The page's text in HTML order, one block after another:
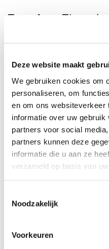
Deze website maakt
We gebruiken cookies om
personaliseren, om
en om ons websiteverkeer
informatie over uw
partners voor social
partners kunnen deze
informatie die u aan ze
verzameld op basis van
Noodzakelijk
Voorkeuren
Tesy
warmwatervat van 260 liter
heeft net als de
energieverbruik. Daarnaast
warmtepompboilers over
legionellacyclus die ervoor
het systeem kan vormen.
warmtepompboiler met
hybride warmtepompboiler
gekoppeld worden aan
zonnepanelen,
boiler niet nodig om een
kan in zijn geheel binnen
ventilatiebuizen naar